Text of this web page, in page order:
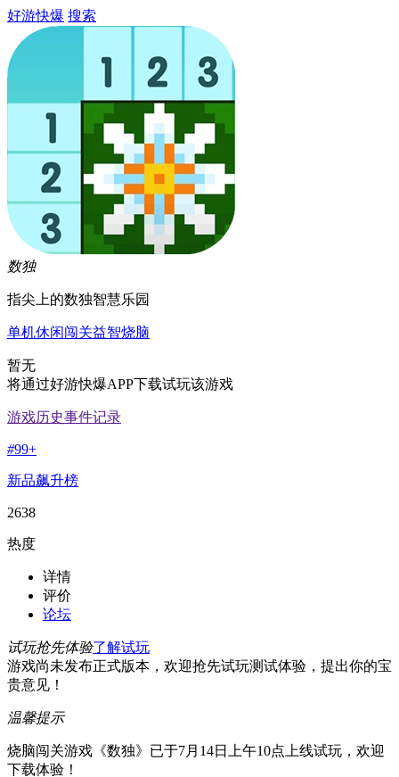
好游快爆 搜索
数独
指尖上的数独智慧乐园
单机休闲闯关益智烧脑
暂无
将通过好游快爆APP下载试玩该游戏
游戏历史事件记录
#99+
新品飙升榜
2638
热度
详情
评价
论坛
试玩抢先体验了解试玩
游戏尚未发布正式版本，欢迎抢先试玩测试体验，提出你的宝
贵意见！
温馨提示
烧脑闯关游戏《数独》已于7月14日上午10点上线试玩，欢迎
下载体验！